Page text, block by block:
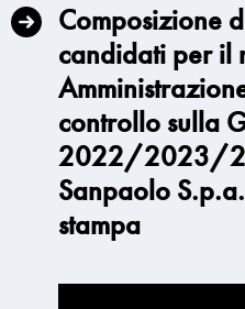
Composizione
candidati per il
controllo sulla
2022/2023/
Sanpaolo
stampa